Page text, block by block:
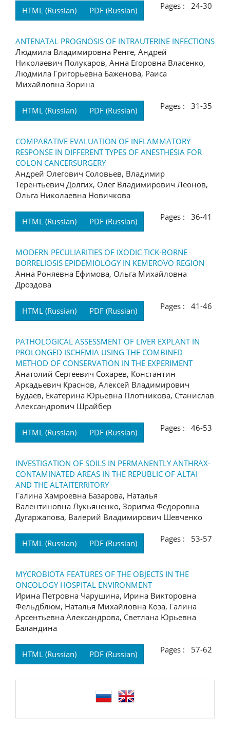
HTML (Russian) PDF (Russian) Pages : 24-30
ANTENATAL PROGNOSIS OF INTRAUTERINE INFECTIONS
Людмила Владимировна Ренге, Андрей
Николаевич Полукаров, Анна Егоровна Власенко,
Людмила Григорьевна Баженова, Раиса
Михайловна Зорина
HTML (Russian) PDF (Russian) Pages : 31-35
COMPARATIVE EVALUATION OF INFLAMMATORY
RESPONSE IN DIFFERENT TYPES OF ANESTHESIA FOR
COLON CANCERSURGERY
Андрей Олегович Соловьев, Владимир
Терентьевич Долгих, Олег Владимирович Леонов,
Ольга Николаевна Новичкова
HTML (Russian) PDF (Russian) Pages : 36-41
MODERN PECULIARITIES OF IXODIC TICK-BORNE
BORRELIOSIS EPIDEMIOLOGY IN KEMEROVO REGION
Анна Роняевна Ефимова, Ольга Михайловна
Дроздова
HTML (Russian) PDF (Russian) Pages : 41-46
PATHOLOGICAL ASSESSMENT OF LIVER EXPLANT IN
PROLONGED ISCHEMIA USING THE COMBINED
METHOD OF CONSERVATION IN THE EXPERIMENT
Анатолий Сергеевич Сохарев, Константин
Аркадьевич Краснов, Алексей Владимирович
Будаев, Екатерина Юрьевна Плотникова, Станислав
Александрович Шрайбер
HTML (Russian) PDF (Russian) Pages : 46-53
INVESTIGATION OF SOILS IN PERMANENTLY ANTHRAX-
CONTAMINATED AREAS IN THE REPUBLIC OF ALTAI
AND THE ALTAITERRITORY
Галина Хамроевна Базарова, Наталья
Валентиновна Лукьяненко, Зоригма Федоровна
Дугаржапова, Валерий Владимирович Шевченко
HTML (Russian) PDF (Russian) Pages : 53-57
MYCROBIOTA FEATURES OF THE OBJECTS IN THE
ONCOLOGY HOSPITAL ENVIRONMENT
Ирина Петровна Чарушина, Ирина Викторовна
Фельдблюм, Наталья Михайловна Коза, Галина
Арсентьевна Александрова, Светлана Юрьевна
Баландина
HTML (Russian) PDF (Russian) Pages : 57-62